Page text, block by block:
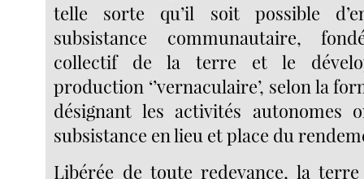
telle sorte qu’il soit possible
subsistance communautaire,
collectif de la terre et le
production ‘’vernaculaire’, selon la
désignant les activités autonomes
subsistance en lieu et place du
Libérée de toute redevance, la